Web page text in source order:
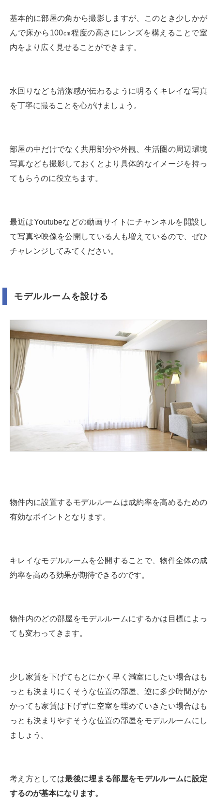
基本的に部屋の角から撮影しますが、このとき少しかが
んで床から100㎝程度の高さにレンズを構えることで室
内をより広く見せることができます。
水回りなども清潔感が伝わるように明るくキレイな写真
を丁寧に撮ることを心がけましょう。
部屋の中だけでなく共用部分や外観、生活圏の周辺環境
写真なども撮影しておくとより具体的なイメージを持っ
てもらうのに役立ちます。
最近はYoutubeなどの動画サイトにチャンネルを開設し
て写真や映像を公開している人も増えているので、ぜひ
チャレンジしてみてください。
モデルルームを設ける
物件内に設置するモデルルームは成約率を高めるための
有効なポイントとなります。
キレイなモデルルームを公開することで、物件全体の成
約率を高める効果が期待できるのです。
物件内のどの部屋をモデルルームにするかは目標によっ
ても変わってきます。
少し家賃を下げてもとにかく早く満室にしたい場合はも
っとも決まりにくそうな位置の部屋、逆に多少時間がか
かっても家賃は下げずに空室を埋めていきたい場合はも
っとも決まりやすそうな位置の部屋をモデルルームにし
ましょう。
考え方としては最後に埋まる部屋をモデルルームに設定
するのが基本になります。